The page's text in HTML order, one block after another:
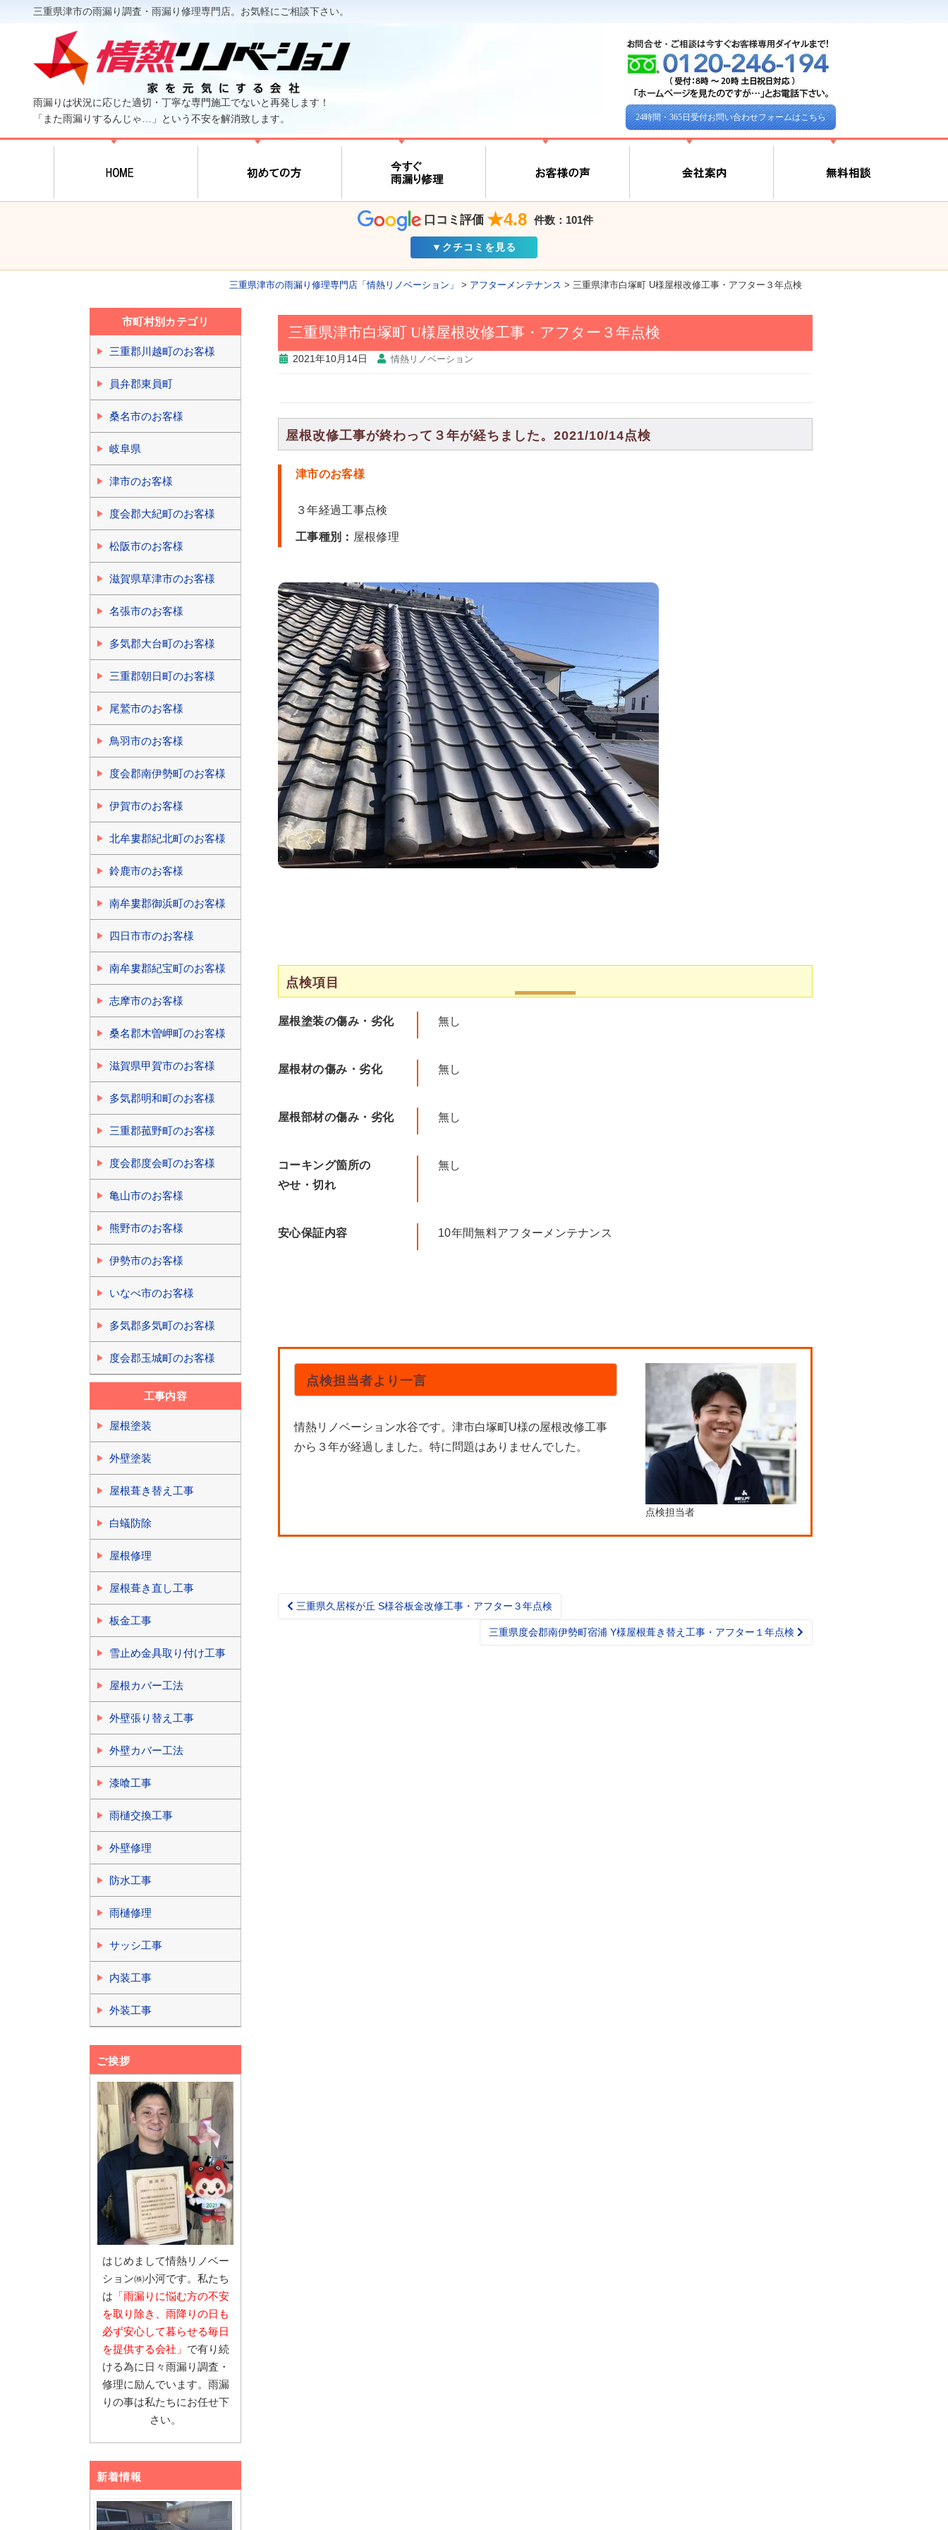
三重県津市の雨漏り調査・雨漏り修理専門店。お気軽にご相談下さい。
雨漏りは状況に応じた適切・丁寧な専門施工でないと再発します！
「また雨漏りするんじゃ…」という不安を解消致します。
24時間・365日受付お問い合わせフォームはこちら
口コミ評価 ★4.8 件数：101件
▼クチコミを見る
三重県津市の雨漏り修理専門店「情熱リノベーション」 > アフターメンテナンス > 三重県津市白塚町 U様屋根改修工事・アフター３年点検
三重県津市白塚町 U様屋根改修工事・アフター３年点検
2021年10月14日 情熱リノベーション
屋根改修工事が終わって３年が経ちました。2021/10/14点検
津市のお客様
３年経過工事点検
工事種別： 屋根修理
点検項目
屋根塗装の傷み・劣化 無し
屋根材の傷み・劣化 無し
屋根部材の傷み・劣化 無し
コーキング箇所の
やせ・切れ
無し
安心保証内容 10年間無料アフターメンテナンス
点検担当者より一言
情熱リノベーション水谷です。津市白塚町U様の屋根改修工事
から３年が経過しました。特に問題はありませんでした。
点検担当者
Post
三重県久居桜が丘 S様谷板金改修工事・アフター３年点検
三重県度会郡南伊勢町宿浦 Y様屋根葺き替え工事・アフター１年点検
市町村別カテゴリ
三重郡川越町のお客様
員弁郡東員町
桑名市のお客様
岐阜県
津市のお客様
度会郡大紀町のお客様
松阪市のお客様
滋賀県草津市のお客様
名張市のお客様
多気郡大台町のお客様
三重郡朝日町のお客様
尾鷲市のお客様
鳥羽市のお客様
度会郡南伊勢町のお客様
伊賀市のお客様
北牟婁郡紀北町のお客様
鈴鹿市のお客様
南牟婁郡御浜町のお客様
四日市市のお客様
南牟婁郡紀宝町のお客様
志摩市のお客様
桑名郡木曽岬町のお客様
滋賀県甲賀市のお客様
多気郡明和町のお客様
三重郡菰野町のお客様
度会郡度会町のお客様
亀山市のお客様
熊野市のお客様
伊勢市のお客様
いなべ市のお客様
多気郡多気町のお客様
度会郡玉城町のお客様
工事内容
屋根塗装
外壁塗装
屋根葺き替え工事
白蟻防除
屋根修理
屋根葺き直し工事
板金工事
雪止め金具取り付け工事
屋根カバー工法
外壁張り替え工事
外壁カバー工法
漆喰工事
雨樋交換工事
外壁修理
防水工事
雨樋修理
サッシ工事
内装工事
外装工事
ご挨拶
はじめまして情熱リノベー
ション㈱小河です。私たち
は 「雨漏りに悩む方の不安
を取り除き、雨降りの日も
必ず安心して暮らせる毎日
を提供する会社」 で有り続
ける為に日々雨漏り調査・
修理に励んでいます。雨漏
りの事は私たちにお任せ下
さい。
新着情報